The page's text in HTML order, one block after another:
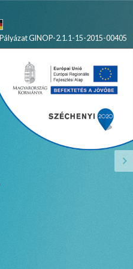
Pályázat GINOP-2.1.1-15-2015-00405